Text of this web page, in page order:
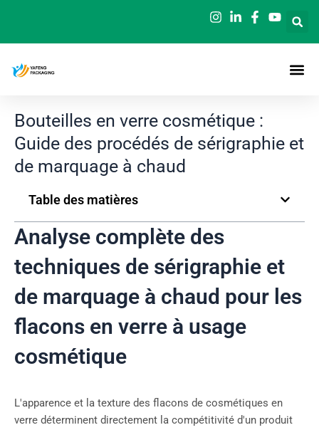
contenu
Bouteilles en verre cosmétique :
Guide des procédés de sérigraphie et
de marquage à chaud
Table des matières
Analyse complète des
techniques de sérigraphie et
de marquage à chaud pour les
flacons en verre à usage
cosmétique
L'apparence et la texture des flacons de cosmétiques en
verre déterminent directement la compétitivité d'un produit